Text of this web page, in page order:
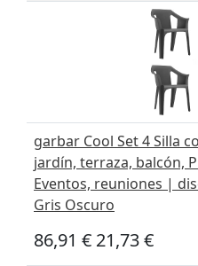
garbar Cool Set 4 Silla
jardín, terraza, balcón,
Eventos, reuniones |
Gris Oscuro
86,91 € 21,73 €